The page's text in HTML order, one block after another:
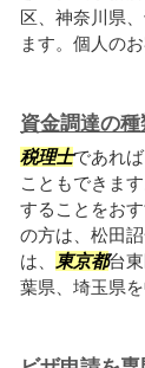
区、神奈川県
ます。個人の
資金調達の
税理士であれ
こともできま
することをお
の方は、松田
は、
東京都台
葉県、埼玉県